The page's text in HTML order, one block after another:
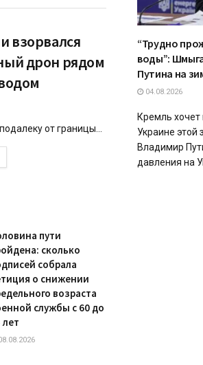
взорвался
дрон рядом
от границы...
пути
сколько
собрала
о снижении
возраста
службы с 60 до
лет
“Трудно
воды”:
Путина на
04.08.2026
Кремль хочет
Украине этой
Владимир
давления на